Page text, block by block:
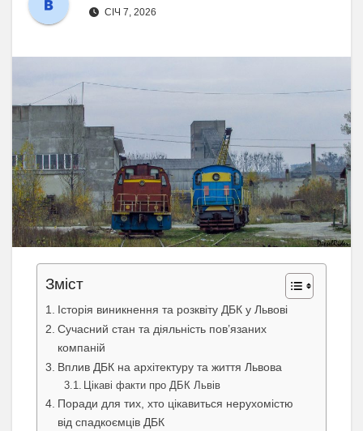
СІЧ 7, 2026
Зміст
Історія виникнення та розквіту ДБК у Львові
Сучасний стан та діяльність пов’язаних
компаній
Вплив ДБК на архітектуру та життя Львова
Цікаві факти про ДБК Львів
Поради для тих, хто цікавиться нерухомістю
від спадкоємців ДБК